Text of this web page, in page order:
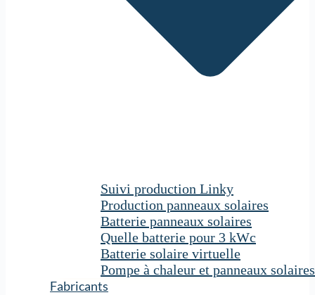
Suivi production Linky
Production panneaux solaires
Batterie panneaux solaires
Quelle batterie pour 3 kWc
Batterie solaire virtuelle
Pompe à chaleur et panneaux solaires
Fabricants